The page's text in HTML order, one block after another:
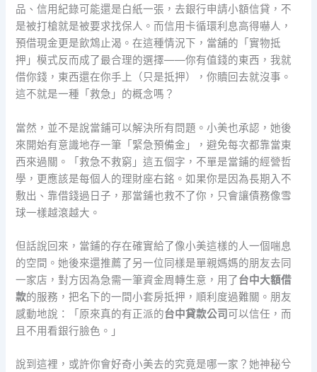
品、信用紀錄可能還是白紙一張，去銀行申請小額信貸，不
是被打槍就是被要求找保人。而信用卡循環利息高得嚇人，
預借現金更是飲鴆止渴。在這種情況下，當舖的「實物抵
押」模式反而成了最合理的選擇——你有值錢的東西，我就
借你錢，東西還在你手上（只是抵押），你贖回去就沒事。
這不就是一種「救急」的概念嗎？
當然，並不是說當鋪可以解決所有問題。小美也承認，她後
來開始有意識地存一筆「緊急預備金」，避免每次都靠當東
西來過關。「救急不救窮」這五個字，不單是當鋪的經營哲
學，更應該是每個人的理財座右銘。如果你是因為長期入不
敷出、靠借錢過日子，那當鋪也救不了你，只會讓債務像雪
球一樣越滾越大。
但話說回來，當鋪的存在確實給了像小美這樣的人一個喘息
的空間。她後來還推薦了另一位同樣是單親媽媽的朋友去同
一家店，對方因為急需一筆資金周轉生意，用了台中大額借
款的服務，把名下的一間小套房抵押，順利度過難關。朋友
感動地說：「原來真的有正派的台中貸款公司 可以信任，而
且不用看銀行臉色。」
說到這裡，或許你會好奇小美去的究竟是哪一家？她神秘兮